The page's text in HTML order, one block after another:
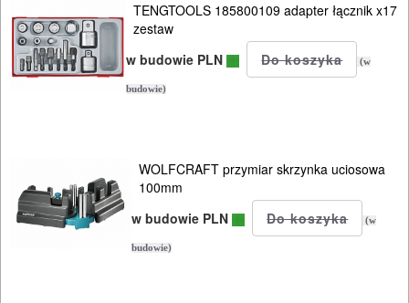
AGREGATY
PRĄDOWE
SPRZĘT
TENGTOOLS 185800109 adapter łącznik x17
zestaw
w budowie PLN
(w
budowie)
WOLFCRAFT przymiar skrzynka uciosowa
100mm
w budowie PLN
(w
budowie)